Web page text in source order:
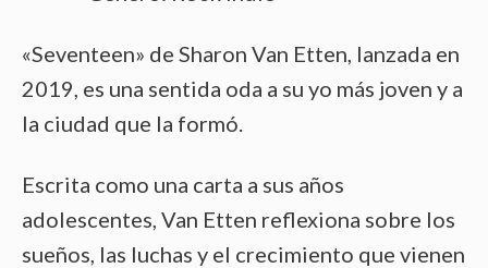
«Seventeen» de Sharon Van Etten, lanzada en
2019, es una sentida oda a su yo más joven y a
la ciudad que la formó.
Escrita como una carta a sus años
adolescentes, Van Etten reflexiona sobre los
sueños, las luchas y el crecimiento que vienen